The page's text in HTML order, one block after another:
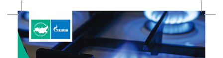
область запускает масштабный экопроект
7 Авг 2026 18:52 593
В Ржеве чествовали работников строительной